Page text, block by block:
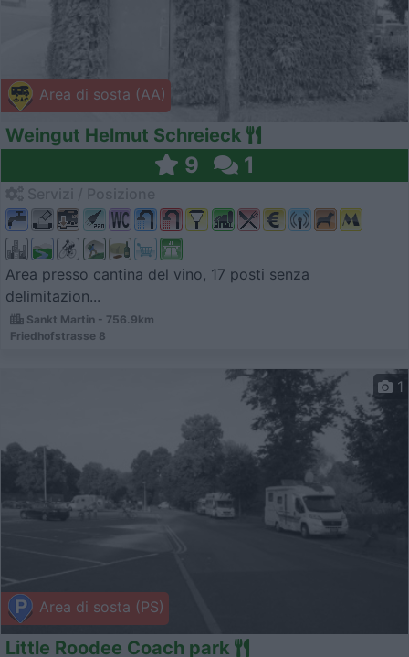
Area di sosta (AA)
Weingut Helmut Schreieck
9 1
Area presso cantina del vino, 17 posti senza
delimitazion...
Sankt Martin - 756.9km
Friedhofstrasse 8
Area di sosta (PS)
1
Little Roodee Coach park